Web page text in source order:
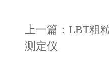
上一篇： LBT粗
测定仪